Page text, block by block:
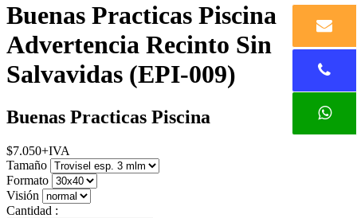
Buenas Practicas Piscina
Advertencia Recinto Sin
Salvavidas (EPI-009)
Buenas Practicas Piscina
$7.050+IVA
Tamaño
Formato
Visión
Cantidad :